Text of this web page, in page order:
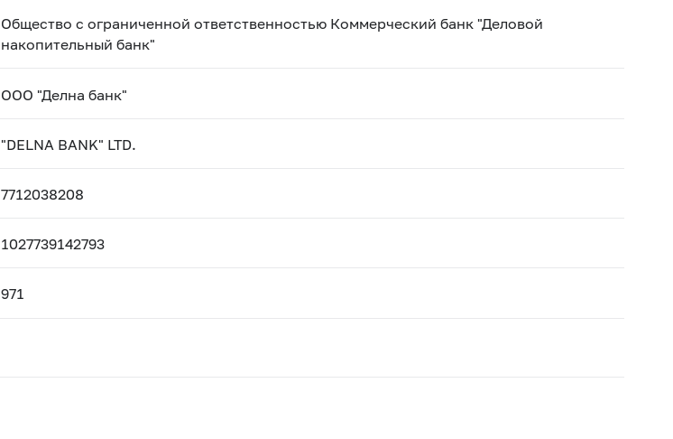
Общество с ограниченной ответственностью Коммерческий банк "Деловой
накопительный банк"
ООО "Делна банк"
"DELNA BANK" LTD.
7712038208
1027739142793
971